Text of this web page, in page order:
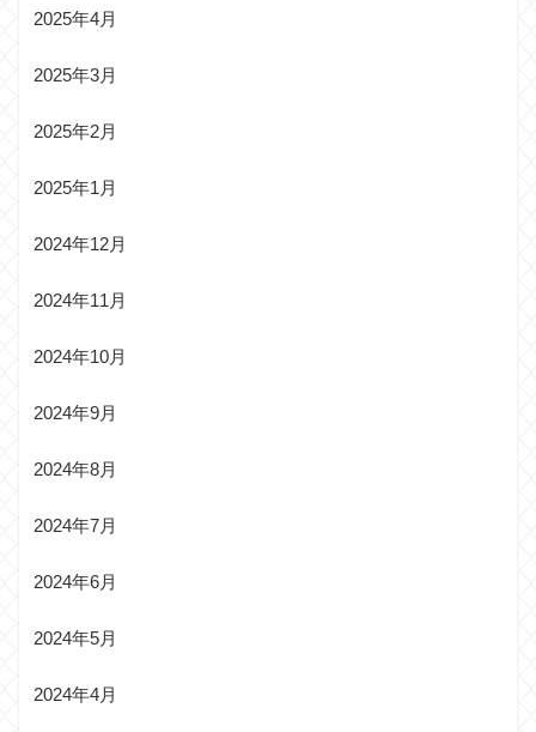
2025年4月
2025年3月
2025年2月
2025年1月
2024年12月
2024年11月
2024年10月
2024年9月
2024年8月
2024年7月
2024年6月
2024年5月
2024年4月